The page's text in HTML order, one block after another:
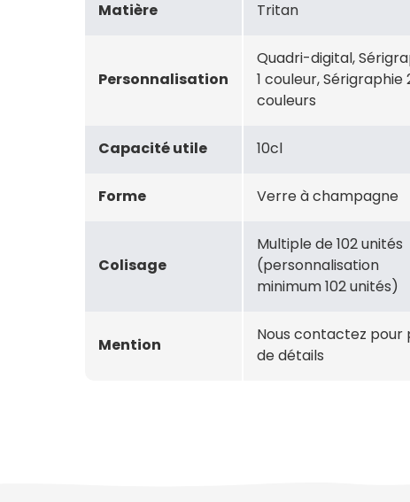
Matière Tritan
Personnalisation
Quadri-digital,
1 couleur, Sérigraphie
couleurs
Capacité utile 10cl
Forme Verre à champagne
Colisage
Multiple de 102 unités
(personnalisation
minimum 102 unités)
Mention
Nous contactez pour
de détails